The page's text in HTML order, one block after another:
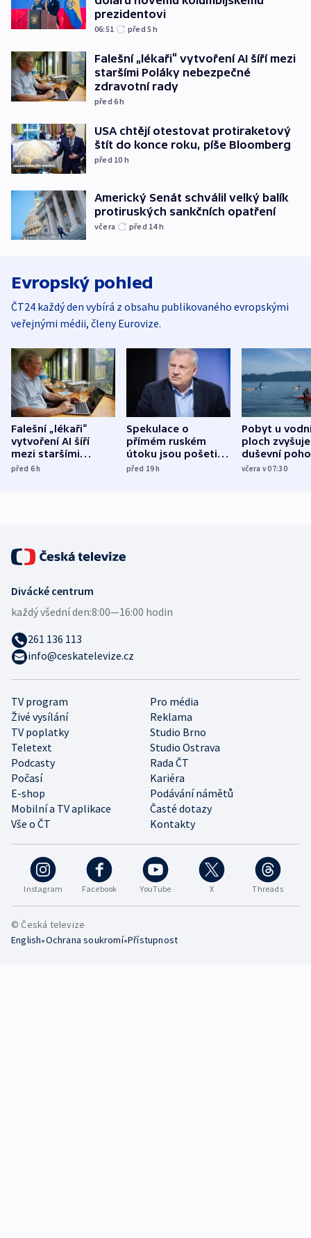
prezidentovi
06:51 před 5h
Falešní „lékaři“ vytvoření AI šíří mezi
staršími Poláky nebezpečné
zdravotní rady
před 6h
USA chtějí otestovat protiraketový
štít do konce roku, píše Bloomberg
před 10 h
Americký Senát schválil velký balík
protiruských sankčních opatření
včera před 14h
Evropský pohled
ČT24 každý den vybírá z obsahu publikovaného evropskými
veřejnými médii, členy Eurovize.
Falešní „lékaři“
vytvoření AI šíří
mezi staršími
Poláky nebezpečné
před 6h
Spekulace o
přímém ruském
útoku jsou pošetilé,
míní estonský
před 19h
Pobyt u
ploch zvyšuje
duševní
ukázala
včera v 07:30
Instagram Facebook YouTube X Threads
TV program
Pro média
Živé vysílání
Reklama
TV poplatky
Studio Brno
Teletext
Studio Ostrava
Podcasty
Rada ČT
Počasí
Kariéra
E-shop
Podávání námětů
Mobilní a TV aplikace
Časté dotazy
Vše o ČT
Kontakty
Divácké centrum
každý všední den:8:00—16:00 hodin
261 136 113
info@ceskatelevize.cz
© Česká televize
English•Ochrana soukromí•Přístupnost